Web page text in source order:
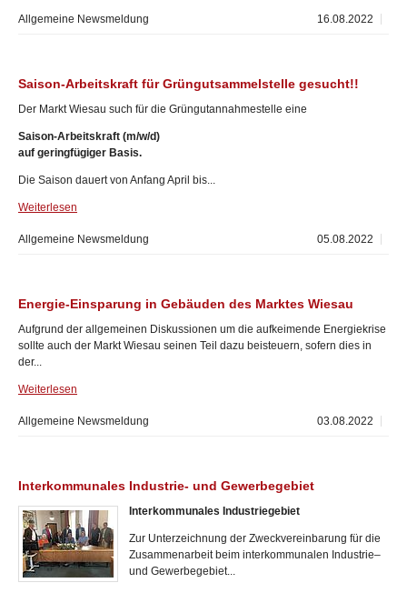
16.08.2022
Allgemeine Newsmeldung
Saison-Arbeitskraft für Grüngutsammelstelle gesucht!!
Der Markt Wiesau such für die Grüngutannahmestelle eine
Saison-Arbeitskraft (m/w/d)
auf geringfügiger Basis.
Die Saison dauert von Anfang April bis...
Weiterlesen
05.08.2022
Allgemeine Newsmeldung
Energie-Einsparung in Gebäuden des Marktes Wiesau
Aufgrund der allgemeinen Diskussionen um die aufkeimende Energiekrise
sollte auch der Markt Wiesau seinen Teil dazu beisteuern, sofern dies in
der...
Weiterlesen
03.08.2022
Allgemeine Newsmeldung
Interkommunales Industrie- und Gewerbegebiet
Interkommunales Industriegebiet
Zur Unterzeichnung der Zweckvereinbarung für die
Zusammenarbeit beim interkommunalen Industrie–
und Gewerbegebiet...